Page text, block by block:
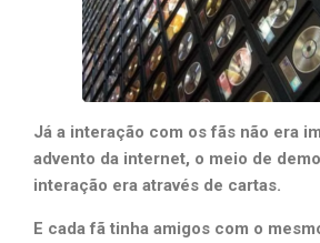
Já a interação com os fãs não era
advento da internet, o meio de
interação era através de cartas.
E cada fã tinha amigos com o